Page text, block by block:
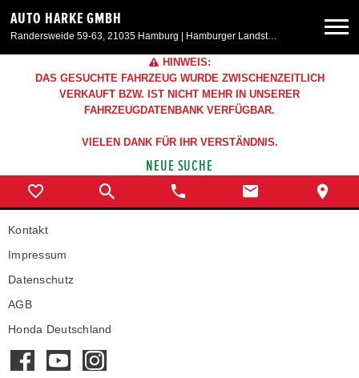
AUTO HARKE GMBH
Randersweide 59-63, 21035 Hamburg | Hamburger Landstr. 50, 21357 Bardowick
Neuwagen
Aktionen & Angebote
Service & Zubehör
Unser Autohaus
HINWEIS:
DAS GESUCHTE FAHRZEUG WURDE ZWISCHENZEITLICH
VERKAUFT BZW. IST NICHT MEHR IN UNSERER
FAHRZEUGDATENBANK VERFÜGBAR.
VIELEN DANK FÜR IHR VERSTÄNDNIS.
NEUE SUCHE
Kontakt
Impressum
Datenschutz
AGB
Honda Deutschland